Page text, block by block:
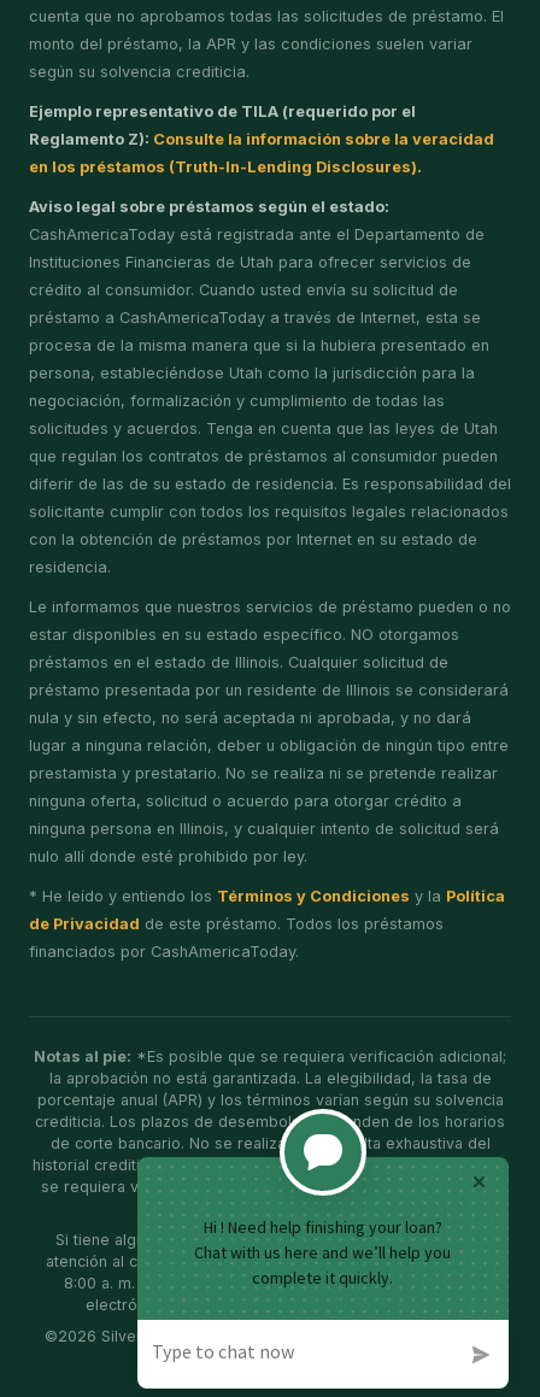
cuenta que no aprobamos todas las solicitudes de préstamo. El
monto del préstamo, la APR y las condiciones suelen variar
según su solvencia crediticia.
Ejemplo representativo de TILA (requerido por el
Reglamento Z): Consulte la información sobre la veracidad
en los préstamos (Truth-In-Lending Disclosures).
Aviso legal sobre préstamos según el estado:
CashAmericaToday está registrada ante el Departamento de
Instituciones Financieras de Utah para ofrecer servicios de
crédito al consumidor. Cuando usted envía su solicitud de
préstamo a CashAmericaToday a través de Internet, esta se
procesa de la misma manera que si la hubiera presentado en
persona, estableciéndose Utah como la jurisdicción para la
negociación, formalización y cumplimiento de todas las
solicitudes y acuerdos. Tenga en cuenta que las leyes de Utah
que regulan los contratos de préstamos al consumidor pueden
diferir de las de su estado de residencia. Es responsabilidad del
solicitante cumplir con todos los requisitos legales relacionados
con la obtención de préstamos por Internet en su estado de
residencia.
Le informamos que nuestros servicios de préstamo pueden o no
estar disponibles en su estado específico. NO otorgamos
préstamos en el estado de Illinois. Cualquier solicitud de
préstamo presentada por un residente de Illinois se considerará
nula y sin efecto, no será aceptada ni aprobada, y no dará
lugar a ninguna relación, deber u obligación de ningún tipo entre
prestamista y prestatario. No se realiza ni se pretende realizar
ninguna oferta, solicitud o acuerdo para otorgar crédito a
ninguna persona en Illinois, y cualquier intento de solicitud será
nulo allí donde esté prohibido por ley.
* He leído y entiendo los Términos y Condiciones y la Política
de Privacidad de este préstamo. Todos los préstamos
financiados por CashAmericaToday.
Notas al pie: *Es posible que se requiera verificación adicional;
la aprobación no está garantizada. La elegibilidad, la tasa de
porcentaje anual (APR) y los términos varían según su solvencia
crediticia. Los plazos de desembolso dependen de los horarios
de corte bancario. No se realiza una consulta exhaustiva del
historial crediticio para determinar la elegibilidad; es posible que
se requiera verificación adicional. Sin penalizaciones por pago
anticipado.
Si tiene alguna duda, por favor llame a nuestro servicio de
atención al cliente al(855) 840-5688 , de lunes a viernes, de
8:00 a. m. a 6:00 p. m. (hora del este), o envíe un correo
electrónico a support@cashamericatoday.com
©2026 Silver Financial Capital Inc, d/b/a Cash America Today.
Todos los derechos reservados.